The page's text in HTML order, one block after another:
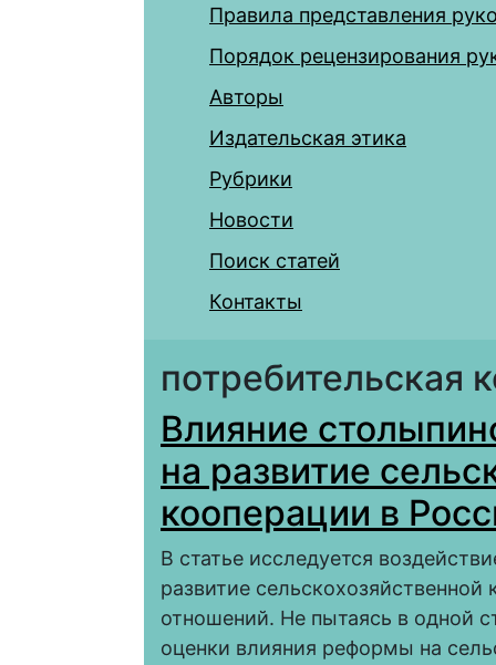
Правила представления
Порядок рецензирования
Авторы
Издательская этика
Рубрики
Новости
Поиск статей
Контакты
потребительская
Влияние
на развитие
кооперации в
В статье исследуется
развитие
отношений. Не пытаясь в одной
оценки влияния реформы на